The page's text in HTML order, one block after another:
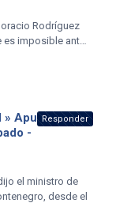
Rodríguez
es imposible ant…
Apuntalan los
-
el ministro de
desde el
Responder